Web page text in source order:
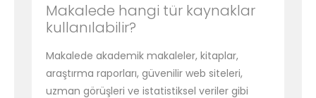
Makalede hangi tür kaynaklar
kullanılabilir?
Makalede akademik makaleler, kitaplar,
araştırma raporları, güvenilir web siteleri,
uzman görüşleri ve istatistiksel veriler gibi